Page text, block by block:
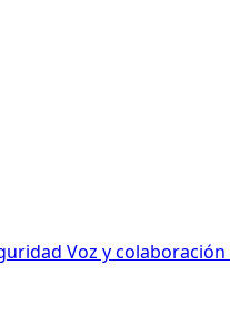
Voz y colaboración